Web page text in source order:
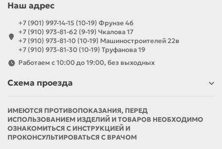
Наш адрес
+7 (901) 997-14-15 (10-19) Фрунзе 46
+7 (910) 973-81-62 (9-19) Чкалова 17
+7 (910) 973-81-10 (10-19) Машиностроителей 22в
+7 (910) 973-81-30 (10-19) Труфанова 19
Работаем с 10:00 до 19:00, без выходных
Схема проезда
ИМЕЮТСЯ ПРОТИВОПОКАЗАНИЯ, ПЕРЕД
ИСПОЛЬЗОВАНИЕМ ИЗДЕЛИЙ И ТОВАРОВ НЕОБХОДИМО
ОЗНАКОМИТЬСЯ С ИНСТРУКЦИЕЙ И
ПРОКОНСУЛЬТИРОВАТЬСЯ С ВРАЧОМ